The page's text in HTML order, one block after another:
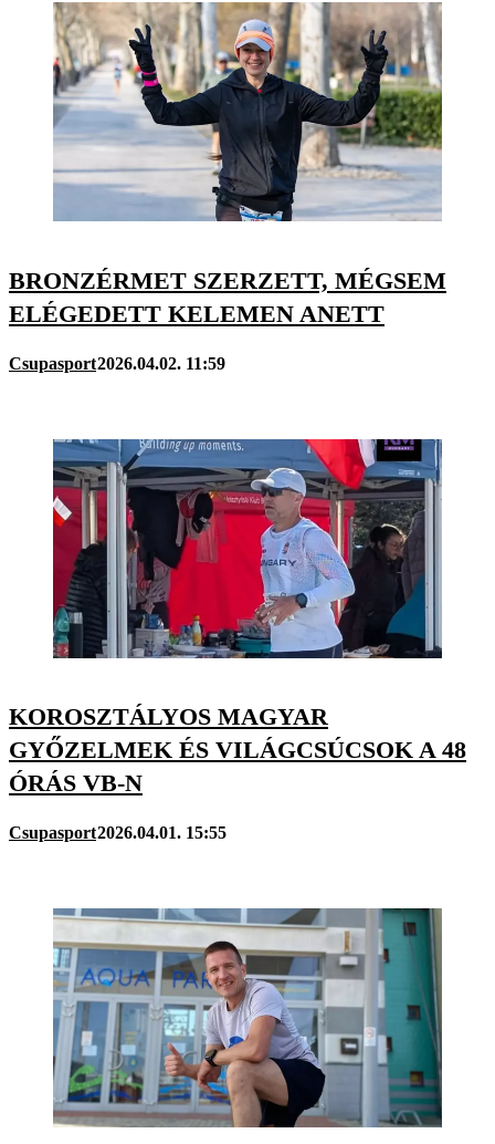
BRONZÉRMET SZERZETT, MÉGSEM
ELÉGEDETT KELEMEN ANETT
Csupasport2026.04.02. 11:59
KOROSZTÁLYOS MAGYAR
GYŐZELMEK ÉS VILÁGCSÚCSOK A 48
ÓRÁS VB-N
Csupasport2026.04.01. 15:55